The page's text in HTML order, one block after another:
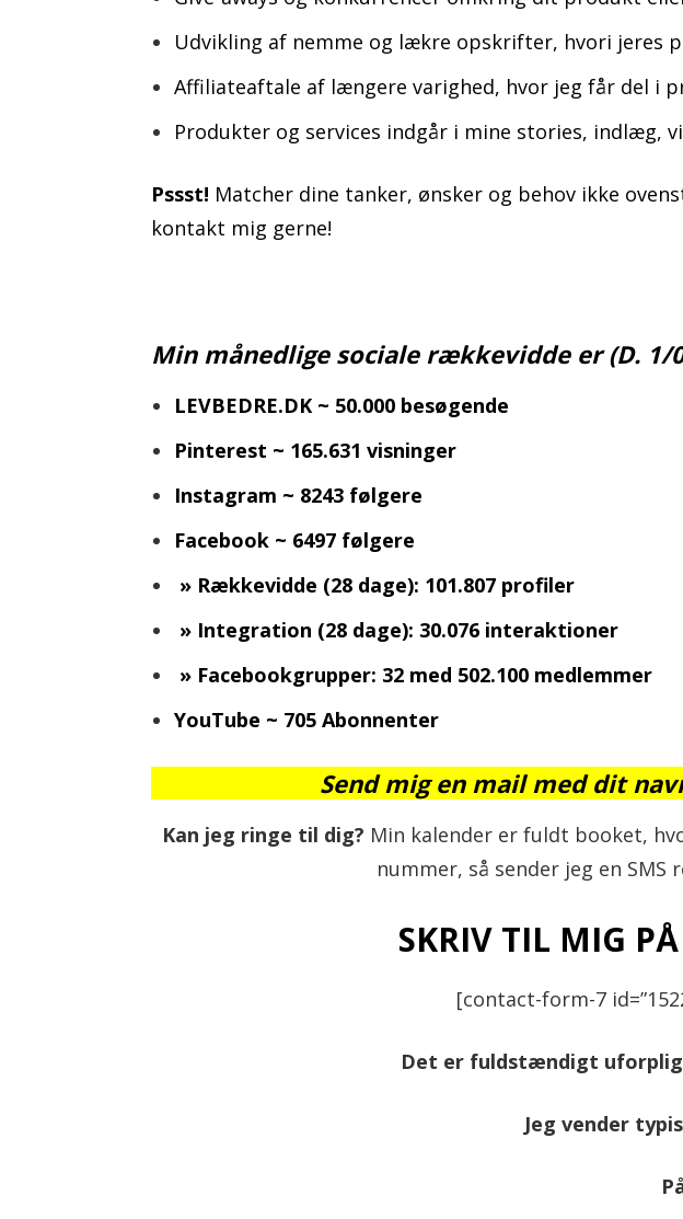
Udvikling af nemme og lækre opskrifter, hvori jeres
Affiliateaftale af længere varighed, hvor jeg får del i
Produkter og services indgår i mine stories, indlæg,
Pssst! Matcher dine tanker, ønsker og behov ikke
kontakt mig gerne!
Min månedlige sociale rækkevidde er (D. 1/
LEVBEDRE.DK ~ 50.000 besøgende
Pinterest ~ 165.631 visninger
Instagram ~ 8243 følgere
Facebook ~ 6497 følgere
» Rækkevidde (28 dage): 101.807 profiler
» Integration (28 dage): 30.076 interaktioner
» Facebookgrupper: 32 med 502.100 medlemmer
YouTube ~ 705 Abonnenter
Send mig en mail med dit
Kan jeg ringe til dig? Min kalender er fuldt booket,
nummer, så sender jeg en
SKRIV TIL MIG
[contact-form-7
Det er fuldstændigt
Jeg vender